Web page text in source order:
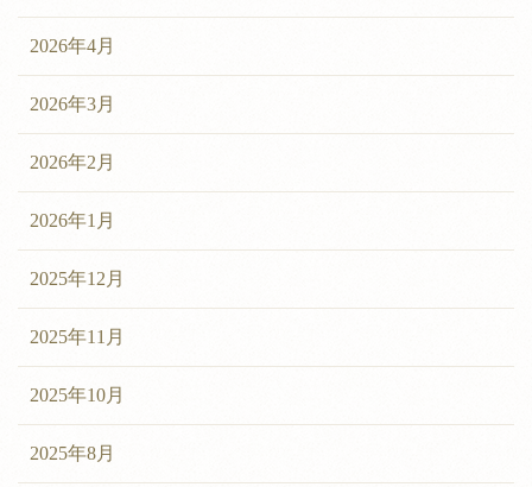
2026年4月
2026年3月
2026年2月
2026年1月
2025年12月
2025年11月
2025年10月
2025年8月